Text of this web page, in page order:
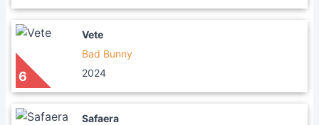
6
Vete
Bad Bunny
2024
Safaera